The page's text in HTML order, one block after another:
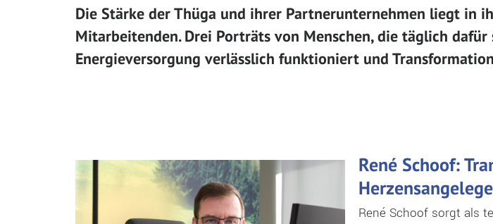
Die Stärke der Thüga und ihrer Partnerunternehmen liegt in
Mitarbeitenden. Drei Porträts von Menschen, die täglich dafür
Energieversorgung verlässlich funktioniert und
René Schoof:
René Schoof sorgt als